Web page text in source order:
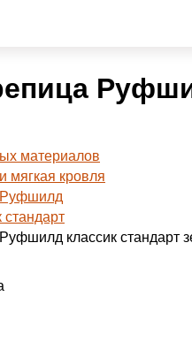
материалов
мягкая кровля
Руфшилд
классик стандарт